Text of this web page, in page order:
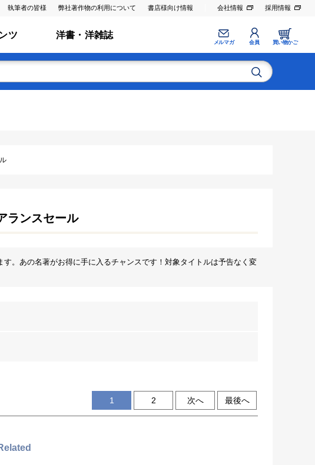
執筆者の皆様 弊社著作物の利用について 書店様向け情報 会社情報 採用情報
ツ 洋書・洋雑誌
メルマガ 会員 買い物かご
ランスセール
。あの名著がお得に手に入るチャンスです！対象タイトルは予告なく変
1 2 次へ 最後へ